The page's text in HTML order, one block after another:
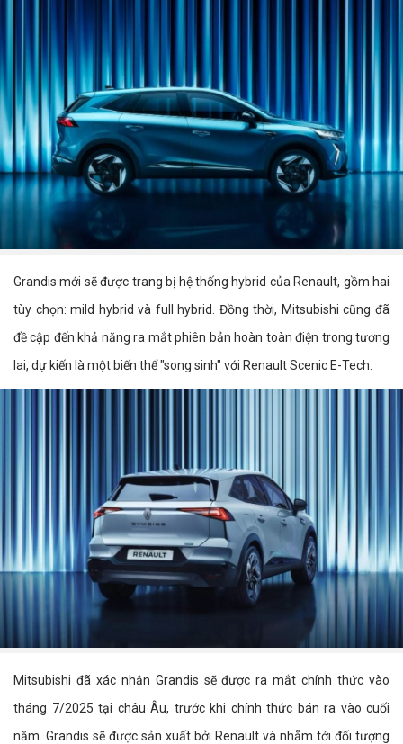
Grandis mới sẽ được trang bị hệ thống hybrid của Renault, gồm hai
tùy chọn: mild hybrid và full hybrid. Đồng thời, Mitsubishi cũng đã
đề cập đến khả năng ra mắt phiên bản hoàn toàn điện trong tương
lai, dự kiến là một biến thể "song sinh" với Renault Scenic E-Tech.
Mitsubishi đã xác nhận Grandis sẽ được ra mắt chính thức vào
tháng 7/2025 tại châu Âu, trước khi chính thức bán ra vào cuối
năm. Grandis sẽ được sản xuất bởi Renault và nhẵm tới đối tượng